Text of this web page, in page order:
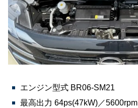
エンジン型式 BR06-SM21
最高出力 64ps(47kW)／5600rpm